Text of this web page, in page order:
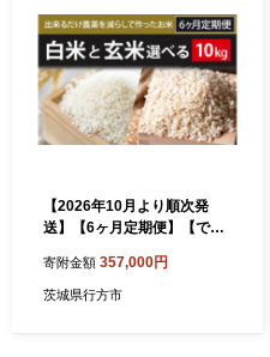
【2026年10月より順次発
送】【6ヶ月定期便】【でき
お米】令和8年産こしひかり
10kg(白米または玄米)｜米
寄附金額 357,000円
茨城県行方市